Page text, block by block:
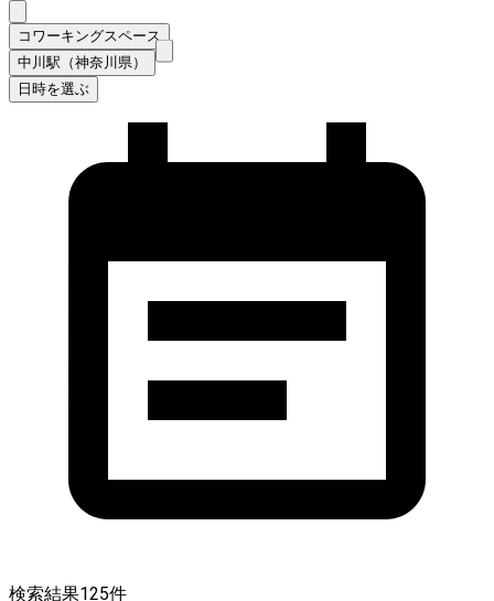
コワーキングスペース
中川駅（神奈川県）
日時を選ぶ
検索結果125件